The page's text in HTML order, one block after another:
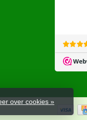
over cookies »